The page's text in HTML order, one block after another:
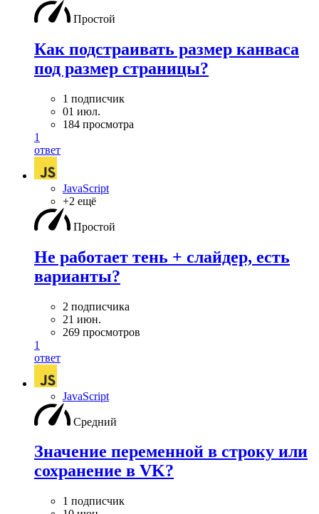
Простой
Как подстраивать размер канваса
под размер страницы?
1 подписчик
01 июл.
184 просмотра
1
ответ
JavaScript
+2 ещё
Простой
Не работает тень + слайдер, есть
варианты?
2 подписчика
21 июн.
269 просмотров
1
ответ
JavaScript
Средний
Значение переменной в строку или
сохранение в VK?
1 подписчик